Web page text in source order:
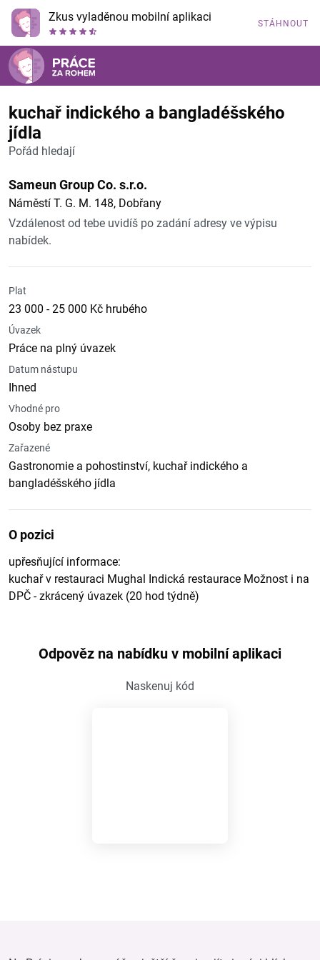
Zkus vyladěnou mobilní aplikaci STÁHNOUT
kuchař indického a bangladéšského
jídla
Pořád hledají
Sameun Group Co. s.r.o.
Náměstí T. G. M. 148, Dobřany
Vzdálenost od tebe uvidíš po zadání adresy ve výpisu
nabídek.
Plat
23 000 - 25 000 Kč hrubého
Úvazek
Práce na plný úvazek
Datum nástupu
Ihned
Vhodné pro
Osoby bez praxe
Zařazené
Gastronomie a pohostinství, kuchař indického a
bangladéšského jídla
O pozici
upřesňující informace:
kuchař v restauraci Mughal Indická restaurace Možnost i na
DPČ - zkrácený úvazek (20 hod týdně)
Odpověz na nabídku v mobilní aplikaci
Naskenuj kód